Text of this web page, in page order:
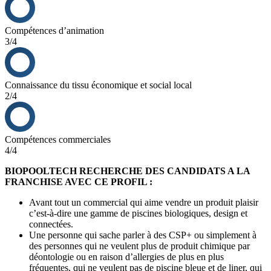
année des piscines, des filtrations et d’autres accessoires et des
prestations d’entretien.
Compétences d’animation
3/4
Connaissance du tissu économique et social local
2/4
Compétences commerciales
4/4
BIOPOOLTECH RECHERCHE DES CANDIDATS A LA
FRANCHISE AVEC CE PROFIL :
Avant tout un commercial qui aime vendre un produit plaisir
c’est-à-dire une gamme de piscines biologiques, design et
connectées.
Une personne qui sache parler à des CSP+ ou simplement à
des personnes qui ne veulent plus de produit chimique par
déontologie ou en raison d’allergies de plus en plus
fréquentes, qui ne veulent pas de piscine bleue et de liner, qui